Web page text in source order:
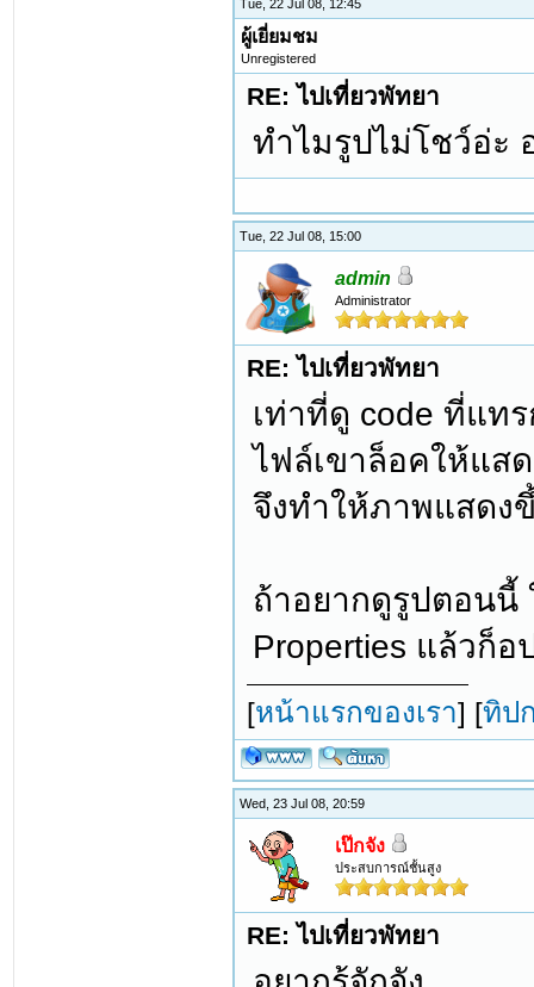
Tue, 22 Jul 08, 12:45
ผู้เยี่ยมชม
Unregistered
RE: ไปเที่ยวพัทยา
ทำไมรูปไม่โชว์อ่ะ
Tue, 22 Jul 08, 15:00
admin
Administrator
RE: ไปเที่ยวพัทยา
เท่าที่ดู code ที่แท
ไฟล์เขาล็อคให้แส
จึงทำให้ภาพแสดง
ถ้าอยากดูรูปตอนนี้
Properties แล้วก็อ
[หน้าแรกของเรา] [ทิป
Wed, 23 Jul 08, 20:59
เป๊กจัง
ประสบการณ์ชั้นสูง
RE: ไปเที่ยวพัทยา